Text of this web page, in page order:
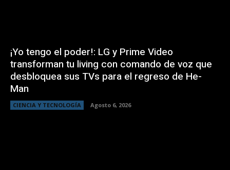
¡Yo tengo el poder!: LG y Prime Video
transforman tu living con comando de voz que
desbloquea sus TVs para el regreso de He-
Man
CIENCIA Y TECNOLOGÍA Agosto 6, 2026